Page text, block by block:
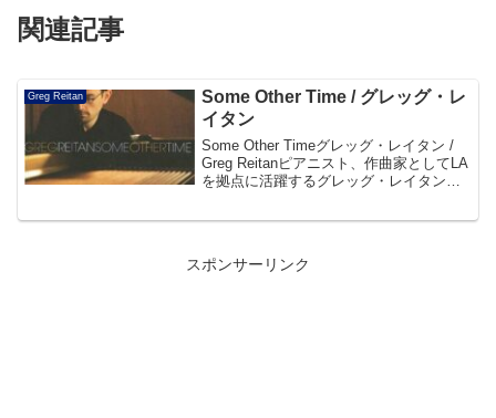
関連記事
Greg Reitan
Some Other Time / グレッグ・レ
イタン
Some Other Timeグレッグ・レイタン /
Greg Reitanピアニスト、作曲家としてLA
を拠点に活躍するグレッグ・レイタンの
ーターやビル・エヴァンス、ジョン・コ
スポンサーリンク